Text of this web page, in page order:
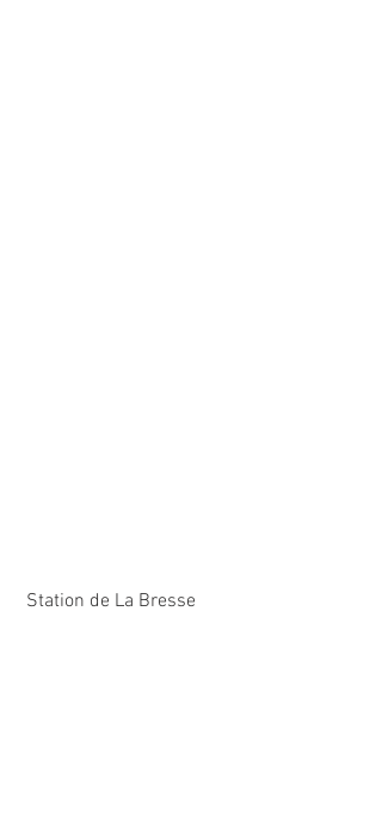
Station de La Bresse